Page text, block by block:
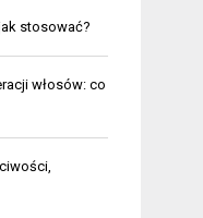
stosować?
włosów: co